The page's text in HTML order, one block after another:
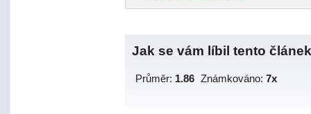
Jak se vám líbil tento
Průměr: 1.86 Známkováno: 7x